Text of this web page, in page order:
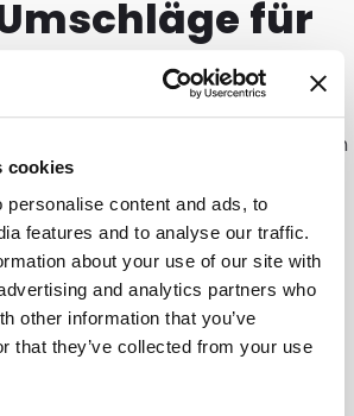
cookies
personalise content and ads, to
features and to analyse our traffic.
about your use of our site with
and analytics partners who
other information that you’ve
that they’ve collected from your use
für
und im Gastgewerbe können
eingesetzt werden. Sie können
Geschenkgutscheine,
oder Einladungen zu
Mit der richtigen Farbe
der Umschlag besser zur
Hotels oder anderen
Sie auch aus einem einfachen
und gepflegter wirkt.